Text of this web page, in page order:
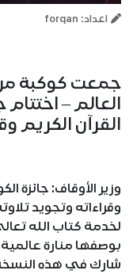
اعداد: forqan
جمعت كوكبة
العالم –
القرآن الكريم
وزير الأوقاف: جائزة
وقراءاته وتجويد
لخدمة كتاب الله
بوصفها منارة عالمية